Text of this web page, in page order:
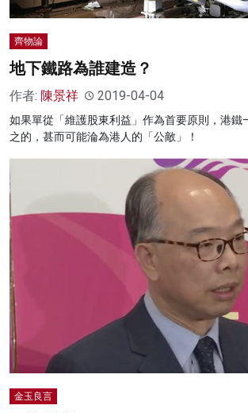
齊物論
地下鐵路為誰建造？
作者: 陳景祥 2019-04-04
如果單從「維護股東利益」作為首要原則，港鐵
之的，甚而可能淪為港人的「公敵」！
金玉良言